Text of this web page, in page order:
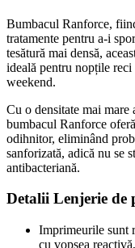
Bumbacul Ranforce,
tratamente pentru a-i
tesătură mai densă,
ideală pentru nopțile
weekend.
Cu o densitate mai
bumbacul Ranforce
odihnitor, eliminând
sanforizată, adică nu se
antibacteriană.
Detalii Lenjerie de
Imprimeurile sunt
cu vopsea